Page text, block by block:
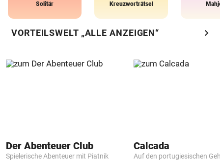
Solitär Kreuzworträtsel
VORTEILSWELT „ALLE ANZEIGEN“ chevron_right
Der Abenteuer Club
Spielerische Abenteuer mit Piatnik
Calcada
Auf den portugiesischen